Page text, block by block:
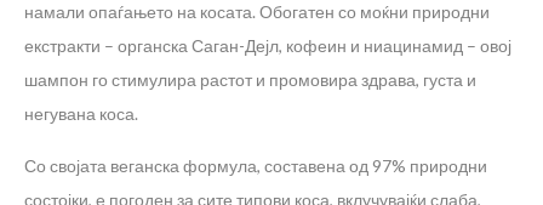
намали опаѓањето на косата. Обогатен со моќни природни
екстракти – органска Саган-Дејл, кофеин и ниацинамид – овој
шампон го стимулира растот и промовира здрава, густа и
негувана коса.
Со својата веганска формула, составена од 97% природни
состојки, е погоден за сите типови коса, вклучувајќи слаба,